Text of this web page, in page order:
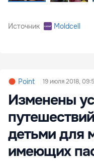
Источник Moldcell
Point 19 июля 2018,
Изменены
детьми для
имеющих